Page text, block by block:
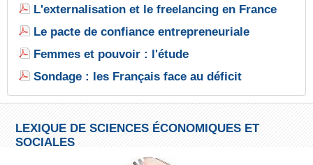
L'externalisation et le freelancing en France
Le pacte de confiance entrepreneuriale
Femmes et pouvoir : l'étude
Sondage : les Français face au déficit
LEXIQUE DE SCIENCES ÉCONOMIQUES ET
SOCIALES